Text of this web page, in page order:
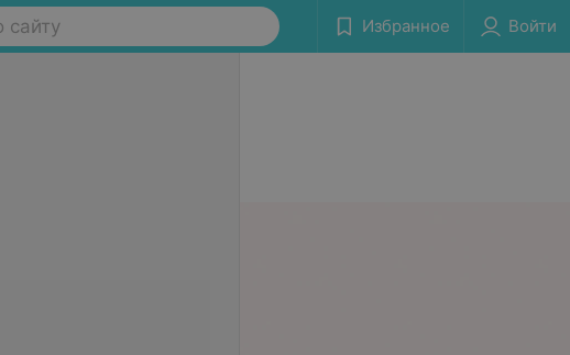
сайту Избранное Войти